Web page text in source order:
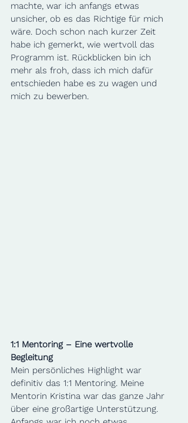
machte, war ich anfangs etwas
unsicher, ob es das Richtige für mich
wäre. Doch schon nach kurzer Zeit
habe ich gemerkt, wie wertvoll das
Programm ist. Rückblicken bin ich
mehr als froh, dass ich mich dafür
entschieden habe es zu wagen und
mich zu bewerben.
1:1 Mentoring – Eine wertvolle
Begleitung
Mein persönliches Highlight war
definitiv das 1:1 Mentoring. Meine
Mentorin Kristina war das ganze Jahr
über eine großartige Unterstützung.